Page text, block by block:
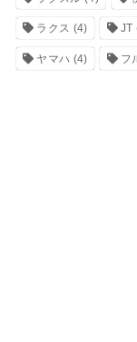
ラクス (4) JT
ヤマハ (4) フ